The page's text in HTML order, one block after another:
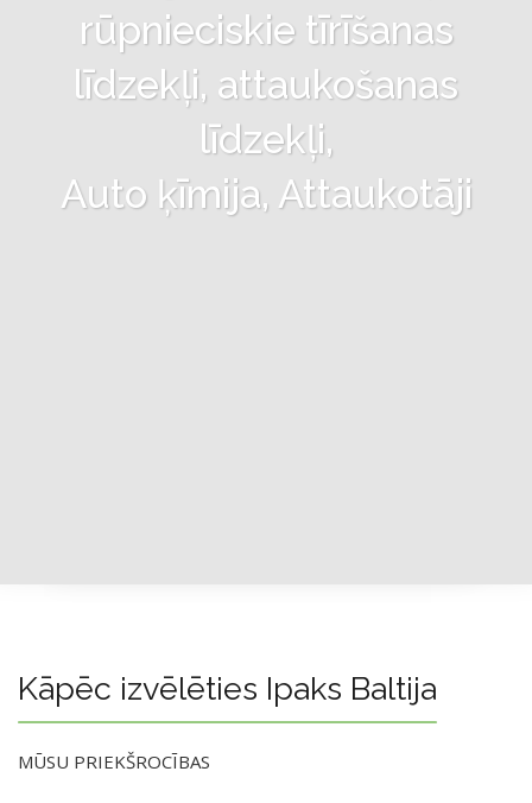
rūpnieciskie tīrīšanas
līdzekļi, attaukošanas
līdzekļi,
Auto ķīmija, Attaukotāji
Kāpēc izvēlēties Ipaks Baltija
MŪSU PRIEKŠROCĪBAS